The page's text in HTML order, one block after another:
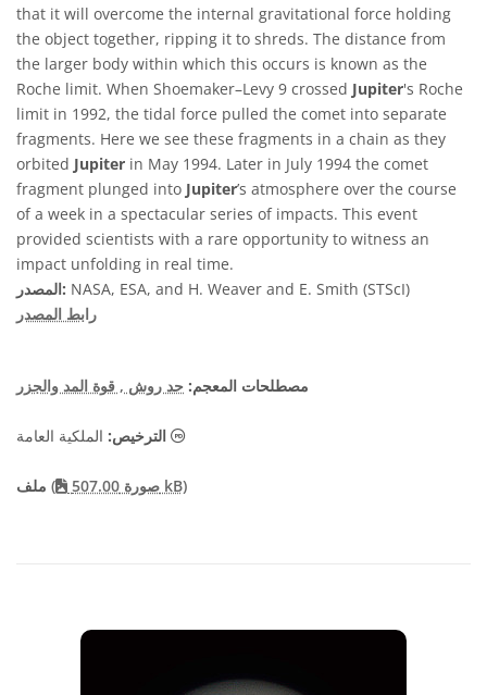
that it will overcome the internal gravitational force holding
the object together, ripping it to shreds. The distance from
the larger body within which this occurs is known as the
Roche limit. When Shoemaker–Levy 9 crossed Jupiter's Roche
limit in 1992, the tidal force pulled the comet into separate
fragments. Here we see these fragments in a chain as they
orbited Jupiter in May 1994. Later in July 1994 the comet
fragment plunged into Jupiter’s atmosphere over the course
of a week in a spectacular series of impacts. This event
provided scientists with a rare opportunity to witness an
impact unfolding in real time.
المصدر: NASA, ESA, and H. Weaver and E. Smith (STScI)
رابط المصدر
مصطلحات المعجم: حد روش , قوة المد والجزر
الترخيص: الملكية العامة أيقونات
ملف ( صورة 507.00 kB)